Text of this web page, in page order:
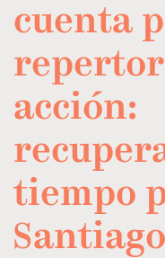
cuenta
acción:
tiempo